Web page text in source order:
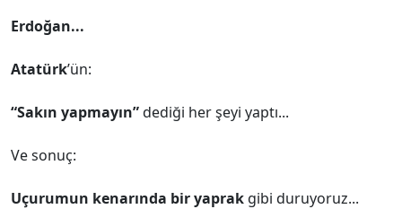
Erdoğan...
Atatürk’ün:
“Sakın yapmayın”dediği her şeyi yaptı...
Ve sonuç:
Uçurumun kenarında bir yaprak gibi duruyoruz...